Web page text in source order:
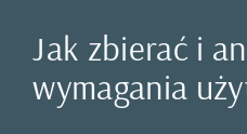
Jak zbierać i
wymagania